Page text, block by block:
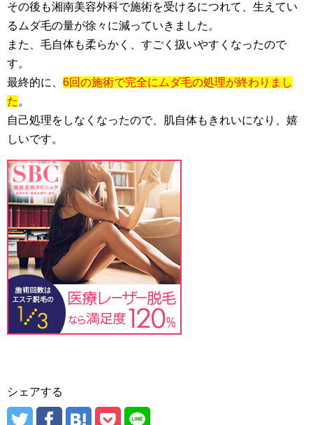
その後も湘南美容外科で施術を受けるにつれて、生えてい
るムダ毛の量が徐々に減っていきました。
また、毛自体も柔らかく、すごく扱いやすくなったので
す。
最終的に、 6回の施術で完全にムダ毛の処理が終わりまし
た 。
自己処理をしなくなったので、肌自体もきれいになり、嬉
しいです。
シェアする